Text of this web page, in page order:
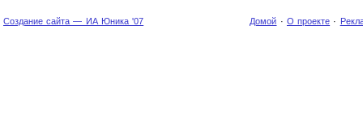
Создание сайта — ИА Юника '07 Домой · О проекте ·